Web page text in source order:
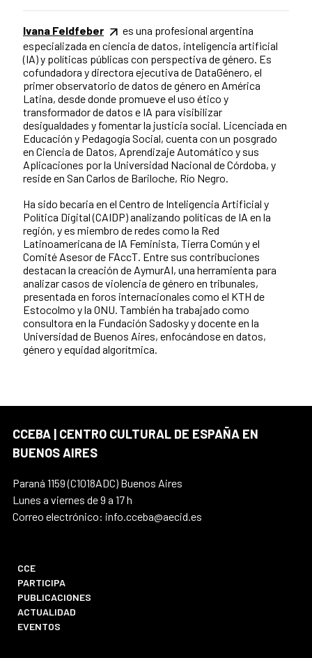
Ivana Feldfeber
es una profesional argentina
especializada en ciencia de datos, inteligencia artificial
(IA) y políticas públicas con perspectiva de género. Es
cofundadora y directora ejecutiva de DataGénero, el
primer observatorio de datos de género en América
Latina, desde donde promueve el uso ético y
transformador de datos e IA para visibilizar
desigualdades y fomentar la justicia social. Licenciada en
Educación y Pedagogía Social, cuenta con un posgrado
en Ciencia de Datos, Aprendizaje Automático y sus
Aplicaciones por la Universidad Nacional de Córdoba, y
reside en San Carlos de Bariloche, Río Negro.
Ha sido becaria en el Centro de Inteligencia Artificial y
Política Digital (CAIDP) analizando políticas de IA en la
región, y es miembro de redes como la Red
Latinoamericana de IA Feminista, Tierra Común y el
Comité Asesor de FAccT. Entre sus contribuciones
destacan la creación de AymurAI, una herramienta para
analizar casos de violencia de género en tribunales,
presentada en foros internacionales como el KTH de
Estocolmo y la ONU. También ha trabajado como
consultora en la Fundación Sadosky y docente en la
Universidad de Buenos Aires, enfocándose en datos,
género y equidad algorítmica.
CCEBA | CENTRO CULTURAL DE ESPAÑA EN
BUENOS AIRES
Paraná 1159 (C1018ADC) Buenos Aires
Lunes a viernes de 9 a 17 h
Correo electrónico: info.cceba@aecid.es
CCE
PARTICIPA
PUBLICACIONES
ACTUALIDAD
EVENTOS